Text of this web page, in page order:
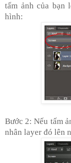
tấm ảnh của bạn
hình:
Bước 2: Nếu tấm
nhân layer đó lên